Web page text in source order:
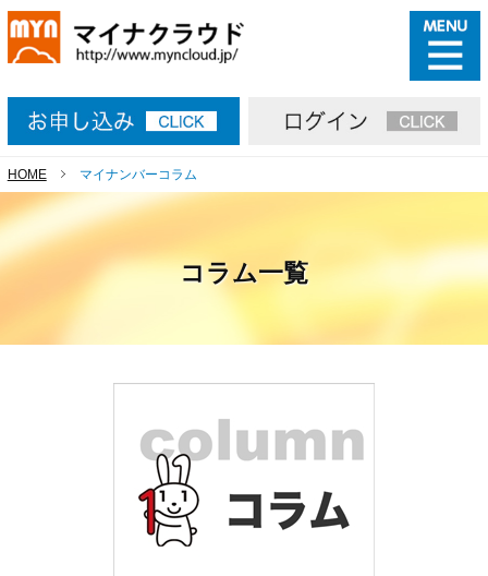
HOME マイナンバーコラム
コラム一覧